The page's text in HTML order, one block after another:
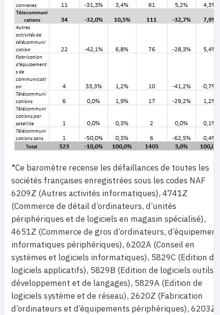
*Ce baromètre recense les défaillances de toutes les
sociétés françaises enregistrées sous les codes NAF
6209Z (Autres activités informatiques), 4741Z
(Commerce de détail d’ordinateurs, d’unités
périphériques et de logiciels en magasin spécialisé),
4651Z (Commerce de gros d’ordinateurs,
informatiques périphériques), 6202A (Conseil en
systèmes et logiciels informatiques), 5829C (Edition de
logiciels applicatifs), 5829B (Edition de logiciels outils
développement et de langages), 5829A (Edition de
logiciels système et de réseau), 2620Z (Fabrication
d’ordinateurs et d’équipements périphériques), 6203Z